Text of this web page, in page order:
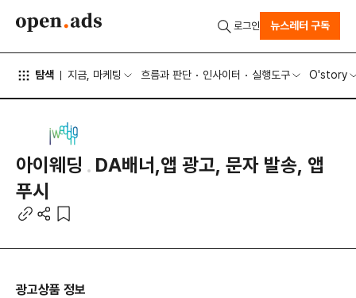
탐색 지금, 마케팅 흐름과 판단 인사이터 실행도구 O'story
로그인 뉴스레터 구독
아이웨딩
DA배너,앱 광고, 문자 발송, 앱
푸시
광고상품 정보